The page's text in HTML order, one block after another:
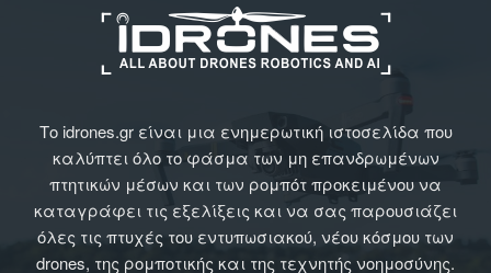
Το idrones.gr είναι μια ενημερωτική ιστοσελίδα που
καλύπτει όλο το φάσμα των μη επανδρωμένων
πτητικών μέσων και των ρομπότ προκειμένου να
καταγράφει τις εξελίξεις και να σας παρουσιάζει
όλες τις πτυχές του εντυπωσιακού, νέου κόσμου των
drones, της ρομποτικής και της τεχνητής νοημοσύνης.